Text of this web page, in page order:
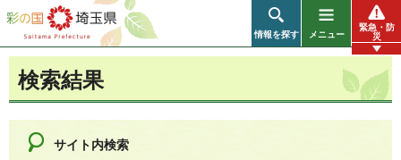
彩の国 埼玉県
情報を探す メニュー
緊急・防
災
検索結果
サイト内検索